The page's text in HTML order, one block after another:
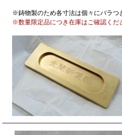
※鋳物製のため各寸法は個々にバラつ
※数量限定品につき在庫はご確認くだ